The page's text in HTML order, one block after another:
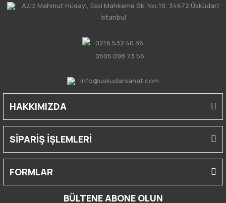
Aziz Mahmut Hüdayi, Eski Mahkeme Sk. No:10, 34672 Üsküdar/
İstanbul
0216 532 40 36
0505 098 73 56
info@uskudarsanat.com
HAKKIMIZDA
SİPARİŞ İŞLEMLERİ
FORMLAR
BÜLTENE ABONE OLUN